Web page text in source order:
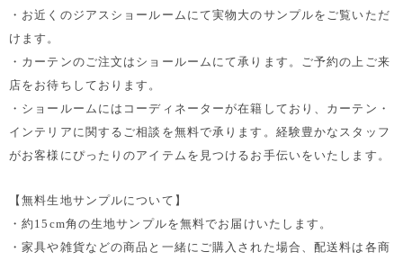
・お近くのジアスショールームにて実物大のサンプルをご覧いただ
けます。
・カーテンのご注文はショールームにて承ります。ご予約の上ご来
店をお待ちしております。
・ショールームにはコーディネーターが在籍しており、カーテン・
インテリアに関するご相談を無料で承ります。経験豊かなスタッフ
がお客様にぴったりのアイテムを見つけるお手伝いをいたします。
【無料生地サンプルについて】
・約15cm角の生地サンプルを無料でお届けいたします。
・家具や雑貨などの商品と一緒にご購入された場合、配送料は各商